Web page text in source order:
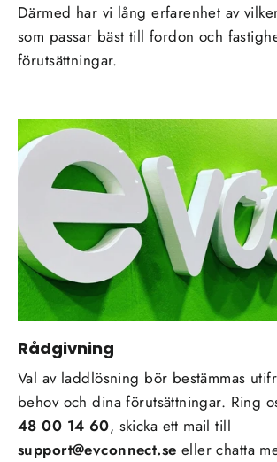
Därmed har vi lång erfarenhet av
som passar bäst till fordon och
förutsättningar.
Rådgivning
Val av laddlösning bör bestämmas
behov och dina förutsättningar. Ring
48 00 14 60, skicka ett mail till
support@evconnect.se eller chatta